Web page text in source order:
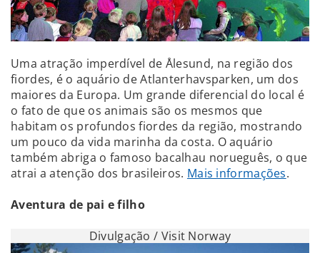
Uma atração imperdível de Ålesund, na região dos
fiordes, é o aquário de Atlanterhavsparken, um dos
maiores da Europa. Um grande diferencial do local é
o fato de que os animais são os mesmos que
habitam os profundos fiordes da região, mostrando
um pouco da vida marinha da costa. O aquário
também abriga o famoso bacalhau norueguês, o que
atrai a atenção dos brasileiros. Mais informações.
Aventura de pai e filho
Divulgação / Visit Norway